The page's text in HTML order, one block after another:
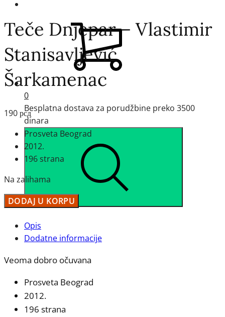
0
Besplatna dostava za porudžbine preko 3500
dinara
Teče Dnjepar – Vlastimir
Stanisavljević
Šarkamenac
190рсд
Prosveta Beograd
2012.
196 strana
Na zalihama
Teče
Vlastimir
Šarkamenac
DODAJ U KORPU
Opis
Dodatne informacije
Veoma dobro očuvana
Prosveta Beograd
2012.
196 strana